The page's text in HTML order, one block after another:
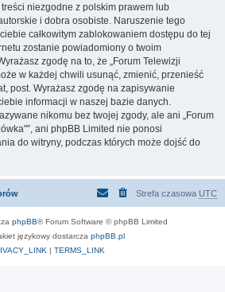
niezgodne z polskim prawem lub
i dobra osobiste. Naruszenie tego
całkowitym zablokowaniem dostępu do tej
zostanie powiadomiony o twoim
zgodę na to, że „Forum Telewizji
w każdej chwili usunąć, zmienić, przenieść
post. Wyrażasz zgodę na zapisywanie
informacji w naszej bazie danych.
nikomu bez twojej zgody, ale ani „Forum
ani phpBB Limited nie ponosi
do witryny, podczas których może dojść do
Strefa czasowa UTC
phpBB® Forum Software © phpBB Limited
językowy dostarcza phpBB.pl
| TERMS_LINK